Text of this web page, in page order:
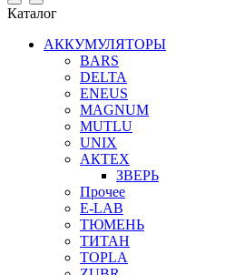
Каталог
АККУМУЛЯТОРЫ
BARS
DELTA
ENEUS
MAGNUM
MUTLU
UNIX
АКТЕХ
ЗВЕРЬ
Прочее
E-LAB
ТЮМЕНЬ
ТИТАН
TOPLA